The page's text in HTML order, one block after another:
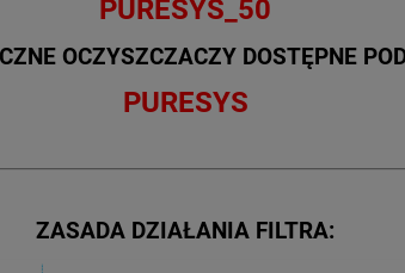
PURESYS_50
OCZYSZCZACZY DOSTĘPNE
PURESYS
ZASADA DZIAŁANIA FILTRA: